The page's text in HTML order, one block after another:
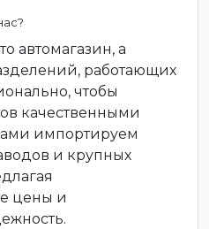
автомагазин, а
работающих
чтобы
качественными
импортируем
и крупных
цены и